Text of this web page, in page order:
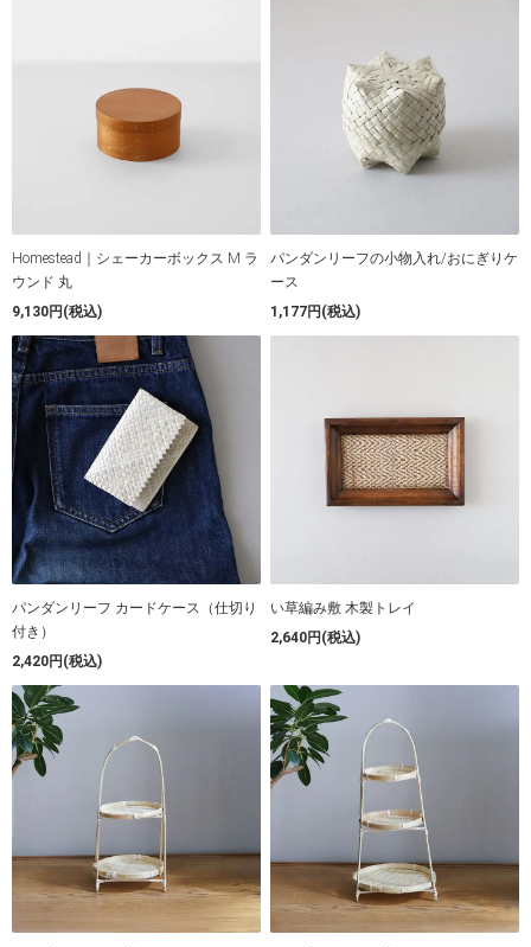
Homestead｜シェーカーボックス M ラ
ウンド 丸
9,130円(税込)
パンダンリーフの小物入れ/おにぎりケ
ース
1,177円(税込)
パンダンリーフ カードケース（仕切り
付き）
2,420円(税込)
い草編み敷 木製トレイ
2,640円(税込)